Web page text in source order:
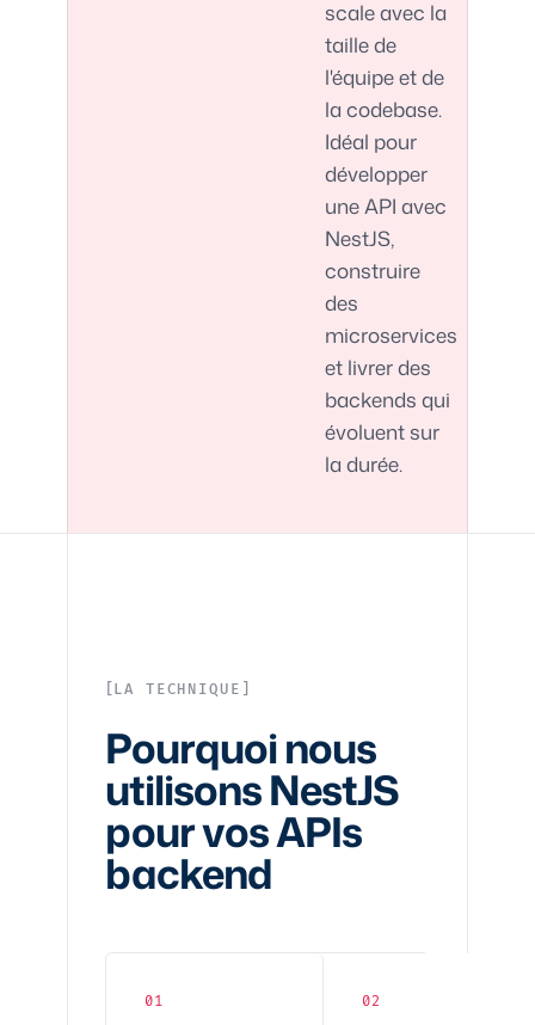
scale avec la
taille de
l'équipe et de
la codebase.
Idéal pour
développer
une API avec
NestJS,
construire
des
microservices
et livrer des
backends qui
évoluent sur
la durée.
LA TECHNIQUE
Pourquoi nous
utilisons NestJS
pour vos APIs
backend
01 02